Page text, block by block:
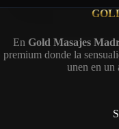
En Gold Masajes
premium donde la
unen en un